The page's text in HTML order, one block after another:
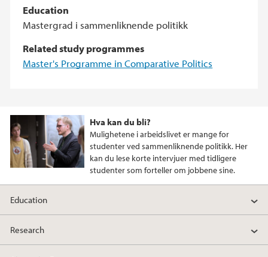
Education
Mastergrad i sammenliknende politikk
Related study programmes
Master's Programme in Comparative Politics
Hva kan du bli?
Mulighetene i arbeidslivet er mange for
studenter ved sammenliknende politikk. Her
kan du lese korte intervjuer med tidligere
studenter som forteller om jobbene sine.
Education
Research